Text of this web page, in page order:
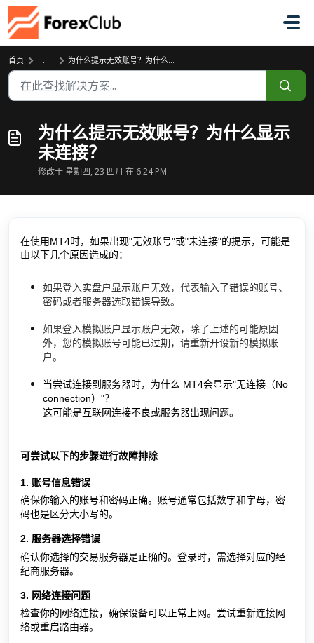
跳过至主要内容
首页 ... 为什么提示无效账号？为什么显示未连接？
为什么提示无效账号？为什么显示
未连接？
修改于 星期四, 23 四月 在 6:24 PM
在使用MT4时，如果出现"无效账号"或"未连接"的提示，可能是
由以下几个原因造成的：
如果登入实盘户显示账户无效，代表输入了错误的账号、
密码或者服务器选取错误导致。
如果登入模拟账户显示账户无效，除了上述的可能原因
外，您的模拟账号可能已过期，请重新开设新的模拟账
户。
当尝试连接到服务器时，为什么 MT4会显示"无连接（No
connection）"？
这可能是互联网连接不良或服务器出现问题。
可尝试以下的步骤进行故障排除
1. 账号信息错误
确保你输入的账号和密码正确。账号通常包括数字和字母，密
码也是区分大小写的。
2. 服务器选择错误
确认你选择的交易服务器是正确的。登录时，需选择对应的经
纪商服务器。
3. 网络连接问题
检查你的网络连接，确保设备可以正常上网。尝试重新连接网
络或重启路由器。